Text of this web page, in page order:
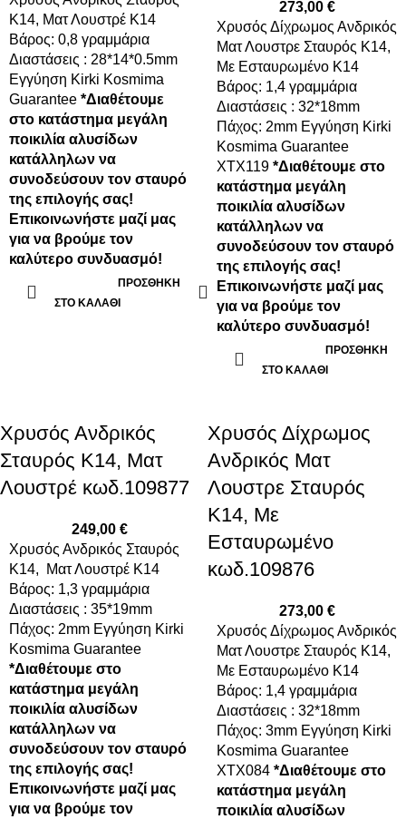
Κ14, Ματ Λουστρέ K14
Βάρος: 0,8 γραμμάρια
Διαστάσεις : 28*14*0.5mm
Εγγύηση Kirki Kosmima
Guarantee *Διαθέτουμε
στο κατάστημα μεγάλη
ποικιλία αλυσίδων
κατάλληλων να
συνοδεύσουν τον σταυρό
της επιλογής σας!
Επικοινωνήστε μαζί μας
για να βρούμε τον
καλύτερο συνδυασμό!
ΠΡΟΣΘΉΚΗ
ΣΤΟ ΚΑΛΆΘΙ
273,00 €
Xρυσός Δίχρωμος Ανδρικός
Ματ Λουστρε Σταυρός Κ14,
Με Εσταυρωμένο K14
Βάρος: 1,4 γραμμάρια
Διαστάσεις : 32*18mm
Πάχος: 2mm Εγγύηση Kirki
Kosmima Guarantee
ΧΤΧ119 *Διαθέτουμε στο
κατάστημα μεγάλη
ποικιλία αλυσίδων
κατάλληλων να
συνοδεύσουν τον σταυρό
της επιλογής σας!
Επικοινωνήστε μαζί μας
για να βρούμε τον
καλύτερο συνδυασμό!
ΠΡΟΣΘΉΚΗ
ΣΤΟ ΚΑΛΆΘΙ
Xρυσός Ανδρικός
Σταυρός Κ14, Ματ
Λουστρέ κωδ.109877
249,00 €
Xρυσός Ανδρικός Σταυρός
Κ14, Ματ Λουστρέ K14
Βάρος: 1,3 γραμμάρια
Διαστάσεις : 35*19mm
Πάχος: 2mm Εγγύηση Kirki
Kosmima Guarantee
*Διαθέτουμε στο
κατάστημα μεγάλη
ποικιλία αλυσίδων
κατάλληλων να
συνοδεύσουν τον σταυρό
της επιλογής σας!
Επικοινωνήστε μαζί μας
για να βρούμε τον
Xρυσός Δίχρωμος
Ανδρικός Ματ
Λουστρε Σταυρός
Κ14, Με
Εσταυρωμένο
κωδ.109876
273,00 €
Xρυσός Δίχρωμος Ανδρικός
Ματ Λουστρε Σταυρός Κ14,
Με Εσταυρωμένο K14
Βάρος: 1,4 γραμμάρια
Διαστάσεις : 32*18mm
Πάχος: 3mm Εγγύηση Kirki
Kosmima Guarantee
ΧΤΧ084 *Διαθέτουμε στο
κατάστημα μεγάλη
ποικιλία αλυσίδων